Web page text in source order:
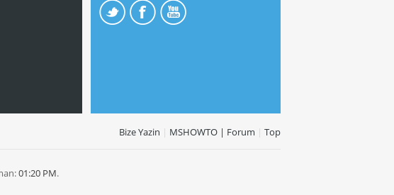
Bize Yazin | MSHOWTO | Forum | Top
01:20 PM.